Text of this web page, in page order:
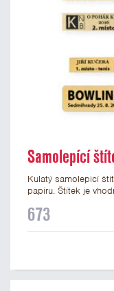
Samolepící
Kulatý samolepicí
papíru. Štítek je
mm. Na štítek je
673